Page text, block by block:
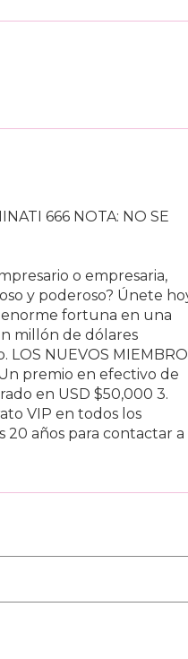
666 NOTA: NO SE
o empresaria,
y poderoso? Únete
fortuna en una
millón de dólares
NUEVOS
Un premio en efectivo de
en USD $50,000 3.
VIP en todos los
años para contactar a